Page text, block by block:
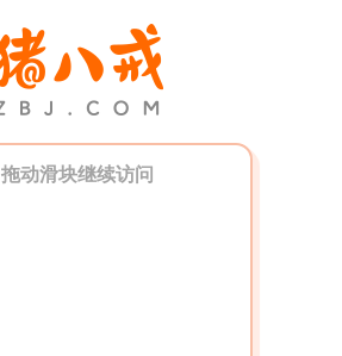
拖动滑块继续访问